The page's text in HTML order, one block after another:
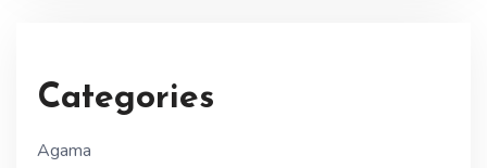
Categories
Agama